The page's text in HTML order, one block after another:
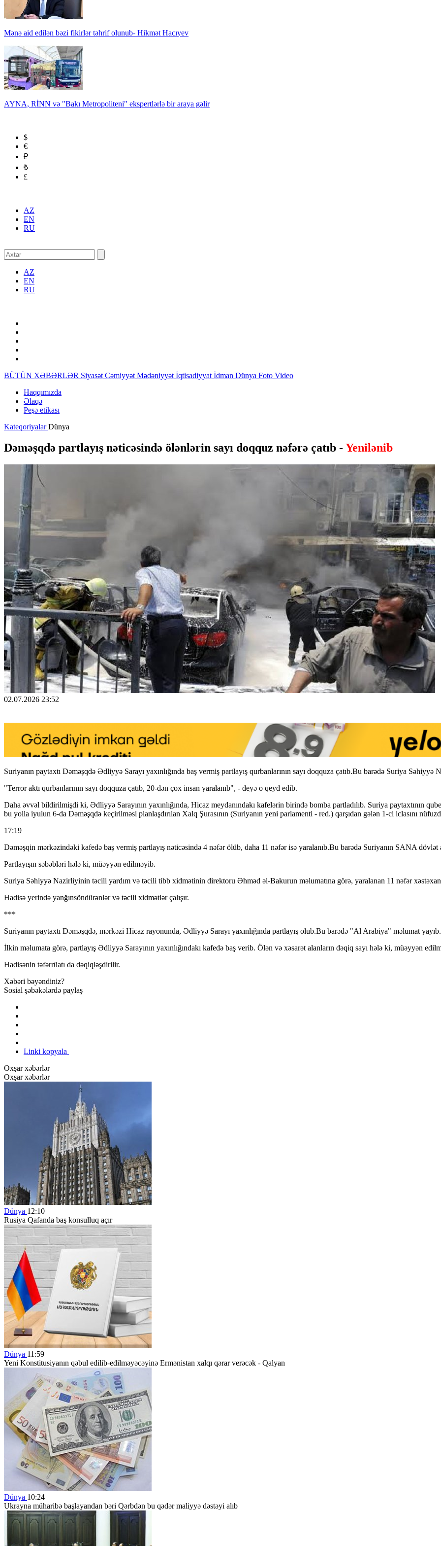
Mənə aid edilən bəzi fikirlər təhrif olunub- Hikmət Hacıyev
AYNA, RİNN və "Bakı Metropoliteni" ekspertlərlə bir araya gəlir
$
€
₽
₺
£
AZ
EN
RU
AZ
EN
RU
BÜTÜN XƏBƏRLƏR Siyasət Cəmiyyət Mədəniyyət İqtisadiyyat İdman Dünya Foto Video
Haqqımızda
Əlaqə
Peşə etikası
KateqoriyalarDünya
Dəməşqdə partlayış nəticəsində ölənlərin sayı doqquz nəfərə çatıb -Yenilənib
02.07.2026 23:52
Suriyanın paytaxtı Dəməşqdə Ədliyyə Sarayı yaxınlığında baş vermiş partlayış qurbanlarının sayı doqquza çatıb.Bu barədə Suriya
"Terror aktı qurbanlarının sayı doqquza çatıb, 20-dən çox insan yaralanıb", - deyə o qeyd edib.
Daha əvvəl bildirilmişdi ki, Ədliyyə Sarayının yaxınlığında, Hicaz meydanındakı kafelərin birində bomba partladılıb. Suriya paytaxtının
bu yolla iyulun 6-da Dəməşqdə keçirilməsi planlaşdırılan Xalq Şurasının (Suriyanın yeni parlamenti - red.) qarşıdan gələn 1-ci iclasını
17:19
Dəməşqin mərkəzindəki kafedə baş vermiş partlayış nəticəsində 4 nəfər ölüb, daha 11 nəfər isə yaralanıb.Bu barədə Suriyanın SANA
Partlayışın səbəbləri hələ ki, müəyyən edilməyib.
Suriya Səhiyyə Nazirliyinin təcili yardım və təcili tibb xidmətinin direktoru Əhməd əl-Bakurun məlumatına görə, yaralanan 11 nəfər
Hadisə yerində yanğınsöndürənlər və təcili xidmətlər çalışır.
***
Suriyanın paytaxtı Dəməşqdə, mərkəzi Hicaz rayonunda, Ədliyyə Sarayı yaxınlığında partlayış olub.Bu barədə "Al Arabiya" məlumat yayıb.
İlkin məlumata görə, partlayış Ədliyyə Sarayının yaxınlığındakı kafedə baş verib. Ölən və xəsarət alanların dəqiq sayı hələ ki, müəyyən
Hadisənin təfərrüatı da dəqiqləşdirilir.
Xəbəri bəyəndiniz?
Sosial şəbəkələrdə paylaş
Linki kopyala
Oxşar xəbərlər
Oxşar xəbərlər
Dünya 12:10
Rusiya Qafanda baş konsulluq açır
Dünya 11:59
Yeni Konstitusiyanın qəbul edilib-edilməyəcəyinə Ermənistan xalqı qərar verəcək - Qalyan
Dünya 10:24
Ukrayna müharibə başlayandan bəri Qərbdən bu qədər maliyyə dəstəyi alıb